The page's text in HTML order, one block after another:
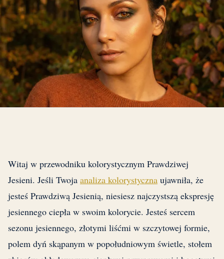
Witaj w przewodniku kolorystycznym Prawdziwej
Jesieni. Jeśli Twoja analiza kolorystyczna ujawniła, że
jesteś Prawdziwą Jesienią, niesiesz najczystszą ekspresję
jesiennego ciepła w swoim kolorycie. Jesteś sercem
sezonu jesiennego, złotymi liśćmi w szczytowej formie,
polem dyń skąpanym w popołudniowym świetle, stołem